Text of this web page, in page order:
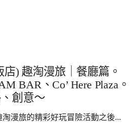
店) 趣淘漫旅｜餐廳篇。
BAR、Co’ Here Plaza。
創意～
漫旅的精彩好玩冒險活動之後...